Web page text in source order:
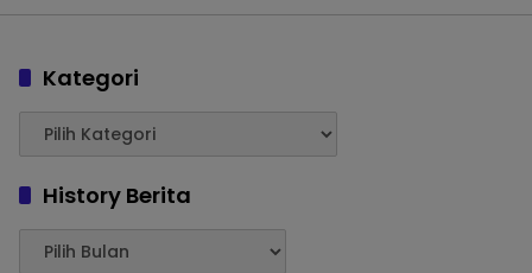
Kategori
History Berita